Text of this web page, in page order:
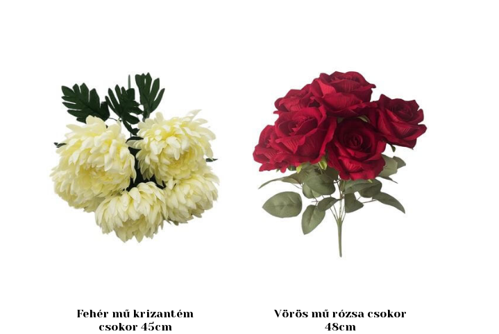
Fehér mű krizantém
csokor 45cm
Vörös mű rózsa csokor
48cm